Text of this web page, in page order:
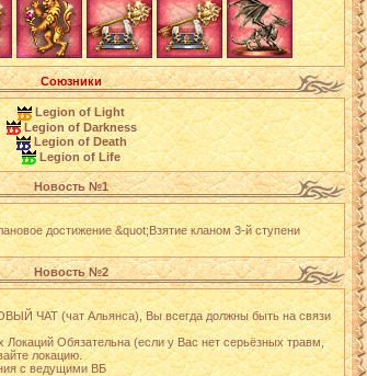
Союзники
Legion of Light
Legion of Darkness
Legion of Death
Legion of Life
Новость №1
достижение &quot;Взятие кланом 3-й ступени
Новость №2
ЧАТ (чат Альянса), Вы всегда должны быть на связи
Обязательна (если у Вас нет серьёзных травм,
локацию.
с ведущими ВБ